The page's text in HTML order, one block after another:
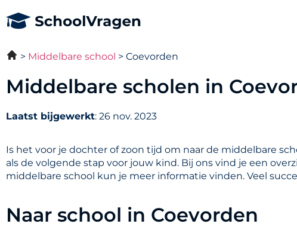
Middelbare school Coevorden
Middelbare scholen in
Laatst bijgewerkt: 26 nov. 2023
Is het voor je dochter of zoon tijd om naar de middelbare
als de volgende stap voor jouw kind. Bij ons vind je een
middelbare school kun je meer informatie vinden. Veel
Naar school in Coevorden